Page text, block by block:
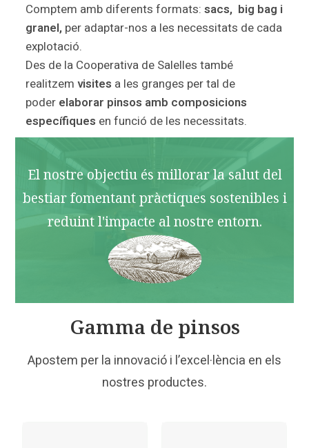
Comptem amb diferents formats:sacs, big bag i
granel, per adaptar-nos a les necessitats de cada
explotació.
Des de la Cooperativa de Salelles també
realitzemvisites a les granges per tal de
poder elaborar pinsos amb composicions
específiques en funció de les necessitats.
El nostre objectiu és millorar la salut del
bestiar fomentant pràctiques sostenibles i
reduint l'impacte al nostre entorn.
Gamma de pinsos
Apostem per la innovació i l’excel·lència en els
nostres productes.